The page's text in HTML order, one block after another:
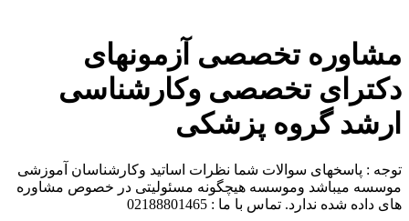
مشاوره تخصصی آزمونهای
دکترای تخصصی وکارشناسی
ارشد گروه پزشکی
توجه : پاسخهای سوالات شما نظرات اساتید وکارشناسان آموزشی
موسسه میباشد وموسسه هیچگونه مسئولیتی در خصوص مشاوره
های داده شده ندارد. تماس با ما : 02188801465